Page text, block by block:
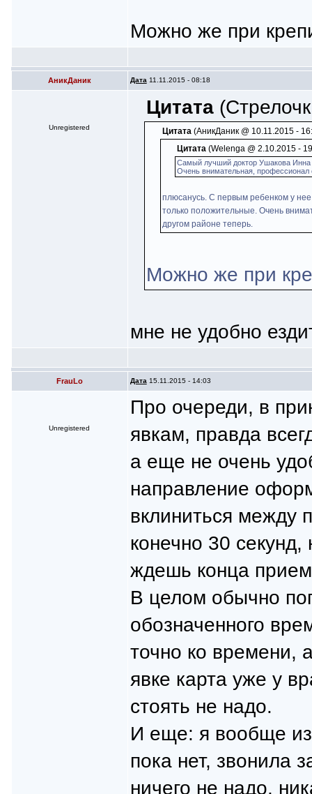
Можно же при
АникДаник Дата 11.11.2015 - 08:18
Unregistered
Цитата
Цитата(АникДаник @ 10.11.2015 -
Цитата (Welenga @ 2.10.2015 -
Самый лучший доктор Ушакова
Очень внимательная, профессионал
плюсанусь. С первым ребенком у
только положительные. Очень
другом районе теперь.
Можно же при
мне не удобно
FrauLo Дата 15.11.2015 - 14:03
Unregistered
Про очереди, в
явкам, правда
а еще не очень
направление
вклиниться между
конечно 30
ждешь конца
В целом обычно
обозначенного
точно ко времени,
явке карта уже у
стоять не надо.
И еще: я вообще из
пока нет, звонила
ничего не надо,